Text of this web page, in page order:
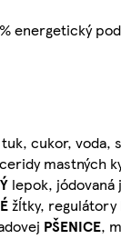
energetický
cukor, voda,
mastných
lepok, jódovaná
žĺtky,
PŠENICE,